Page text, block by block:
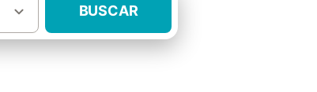
BUSCAR